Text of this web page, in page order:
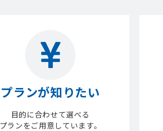
プランが知りたい
目的に合わせて選べる
プランをご用意しています。